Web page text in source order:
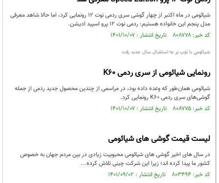
شیائومی در ماه اکتبر از چهار گوشی سری ردمی نوت 12 رونمایی کرد، اما حالا شاهد معرفی
مدل پنجم این خانواده هستیم: ردمی نوت 12 پرو اسپید ادیشن.
کد خبر: ۸۰۸۷۷۸ تاریخ انتشار : ۱۴۰۱/۱۰/۰۷
شیائومی با توپ پر به استقبال سال جدید رفت
رونمایی شیائومی از سری ردمی K60
شیائومی همان‌طور که وعده داده بود، در مراسمی از چندین محصول جدید ردمی از جمله
گوشی‌های سری ردمی K60 رونمایی کرد.
کد خبر: ۸۰۸۷۷۵ تاریخ انتشار : ۱۴۰۱/۱۰/۰۷
لیست قیمت گوشی های شیائومی
در سال های اخیر گوشی های شیائومی محبوبیت زیادی در بین مردم جهان به خصوص
کشور ما پیدا کرده اند؛ زیرا این شرکت چینی تلاش کرده...
کد خبر: ۸۰۳۴۹۴ تاریخ انتشار : ۱۴۰۱/۰۹/۰۲